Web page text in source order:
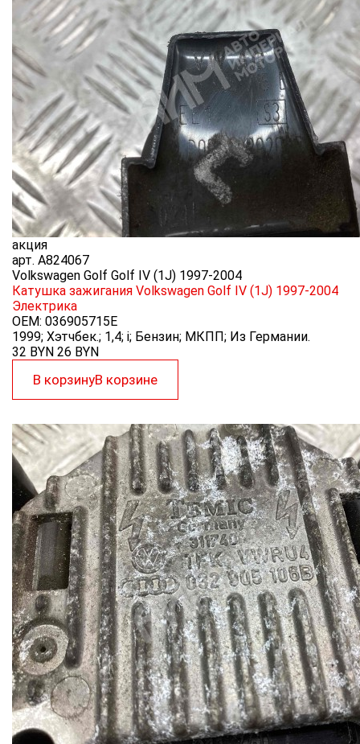
акция
арт. A824067
Volkswagen Golf Golf IV (1J) 1997-2004
Катушка зажигания Volkswagen Golf IV (1J) 1997-2004
Электрика
OEM: 036905715E
1999; Хэтчбек.; 1,4; i; Бензин; МКПП; Из Германии.
32 BYN 26 BYN
В корзинуВ корзине